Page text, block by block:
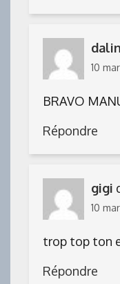
10
BRAVO
Répondre
gigi
10
trop top ton
Répondre